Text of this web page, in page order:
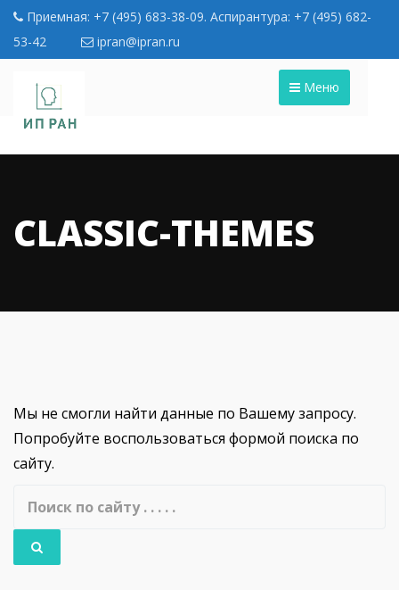
Приемная: +7 (495) 683-38-09. Аспирантура: +7 (495) 682-
53-42
ipran@ipran.ru
Меню
CLASSIC-THEMES
Мы не смогли найти данные по Вашему запросу.
Попробуйте воспользоваться формой поиска по
сайту.